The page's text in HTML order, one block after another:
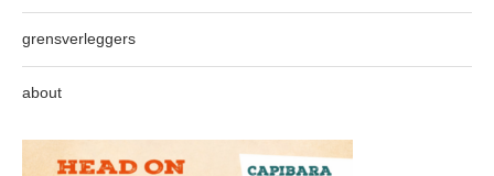
grensverleggers
about